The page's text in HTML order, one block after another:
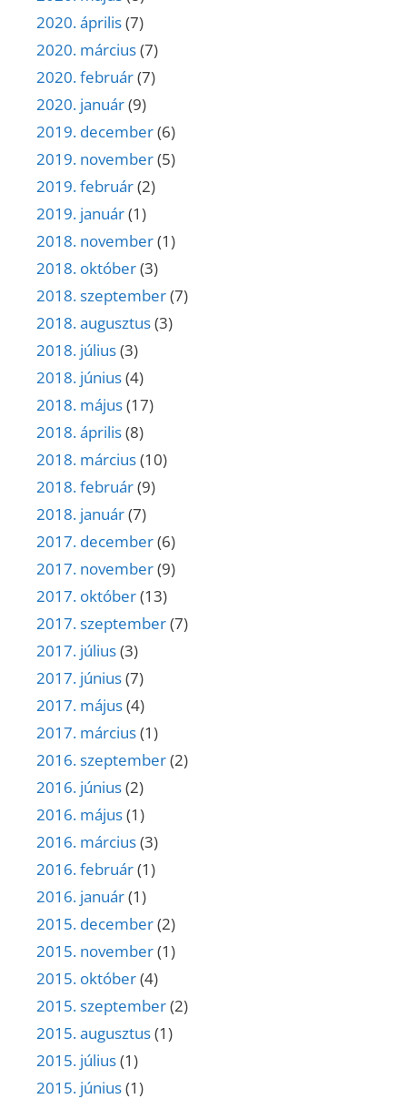
2020. április(7)
2020. március(7)
2020. február(7)
2020. január(9)
2019. december(6)
2019. november(5)
2019. február(2)
2019. január(1)
2018. november(1)
2018. október(3)
2018. szeptember(7)
2018. augusztus(3)
2018. július(3)
2018. június(4)
2018. május(17)
2018. április(8)
2018. március(10)
2018. február(9)
2018. január(7)
2017. december(6)
2017. november(9)
2017. október(13)
2017. szeptember(7)
2017. július(3)
2017. június(7)
2017. május(4)
2017. március(1)
2016. szeptember(2)
2016. június(2)
2016. május(1)
2016. március(3)
2016. február(1)
2016. január(1)
2015. december(2)
2015. november(1)
2015. október(4)
2015. szeptember(2)
2015. augusztus(1)
2015. július(1)
2015. június(1)